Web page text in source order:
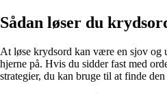
Sådan løser du
At løse krydsord kan være en sjov og
hjerne på. Hvis du sidder fast med
strategier, du kan bruge til at finde